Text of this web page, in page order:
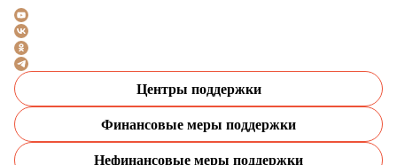
Центры поддержки
Финансовые меры поддержки
Нефинансовые меры поддержки